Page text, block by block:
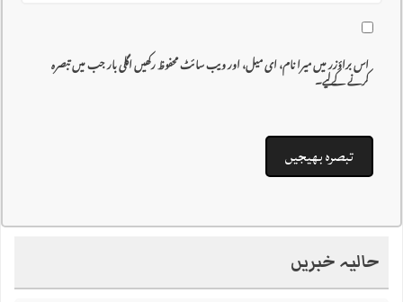
اس براؤزر میں میرا نام، ای میل، اور ویب سائٹ محفوظ رکھیں اگلی بار جب میں تبصرہ
کرنے کےلیے۔
حالیہ خبریں